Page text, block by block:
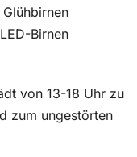
Birnen
von 13-18 Uhr zu
zum ungestörten